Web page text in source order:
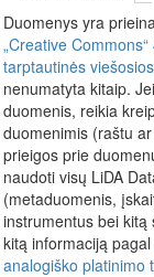
Duomenys yra
„Creative
tarptautinės
nenumatyta kitaip.
duomenis, reikia
duomenimis (raštu
prieigos prie
naudoti visų LiDA
(metaduomenis,
instrumentus bei
kitą informaciją pagal
analogiško platinimo